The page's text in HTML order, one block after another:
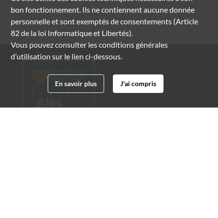
bon fonctionnement. Ils ne contiennent aucune donnée
personnelle et sont exemptés de consentements (Article
82 de la loi Informatique et Libertés).
Vous pouvez consulter les conditions générales
d’utilisation sur le lien ci-dessous.
En savoir plus J'ai compris